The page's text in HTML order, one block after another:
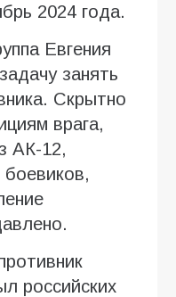
2024 года.
Евгения
занять
Скрытно
врага,
АК-12,
российских